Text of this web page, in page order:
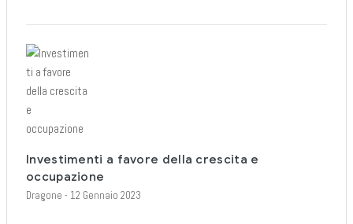
Investimenti a favore della crescita e
occupazione
Dragone - 12 Gennaio 2023